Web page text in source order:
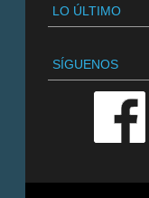
LO ÚLTIMO
SÍGUENOS